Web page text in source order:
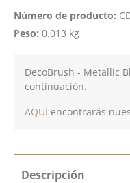
Número de producto:
Peso: 0.013 kg
DecoBrush - Metallic
continuación.
AQUÍ encontrarás
Descripción